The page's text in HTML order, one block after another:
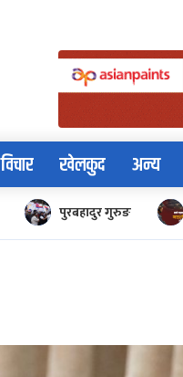
विचार खेलकुद अन्य
पुरबहादुर गुरुङ